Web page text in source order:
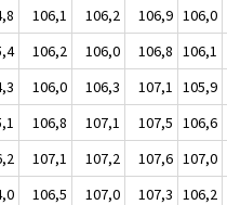
106,1 106,2 106,9 106,0
106,2 106,0 106,8 106,1
106,0 106,3 107,1 105,9
106,8 107,1 107,5 106,6
107,1 107,2 107,6 107,0
106,5 107,0 107,3 106,2